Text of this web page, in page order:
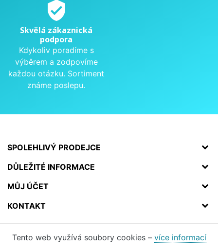
verified_user
Skvělá zákaznická
podpora
Kdykoliv poradíme s
výběrem a zodpovíme
každou otázku. Sortiment
známe poslepu.
SPOLEHLIVÝ PRODEJCE
DŮLEŽITÉ INFORMACE
MŮJ ÚČET
KONTAKT
Tento web využívá soubory cookies – více informací